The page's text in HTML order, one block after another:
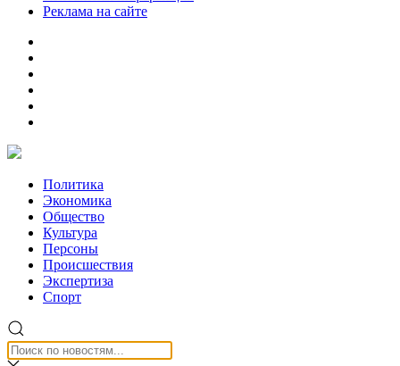
Реклама на сайте
Политика
Экономика
Общество
Культура
Персоны
Происшествия
Экспертиза
Спорт